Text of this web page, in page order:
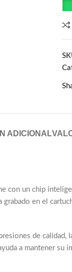
ADICIONAL
con un chip
grabado en el
de calidad,
a mantener su